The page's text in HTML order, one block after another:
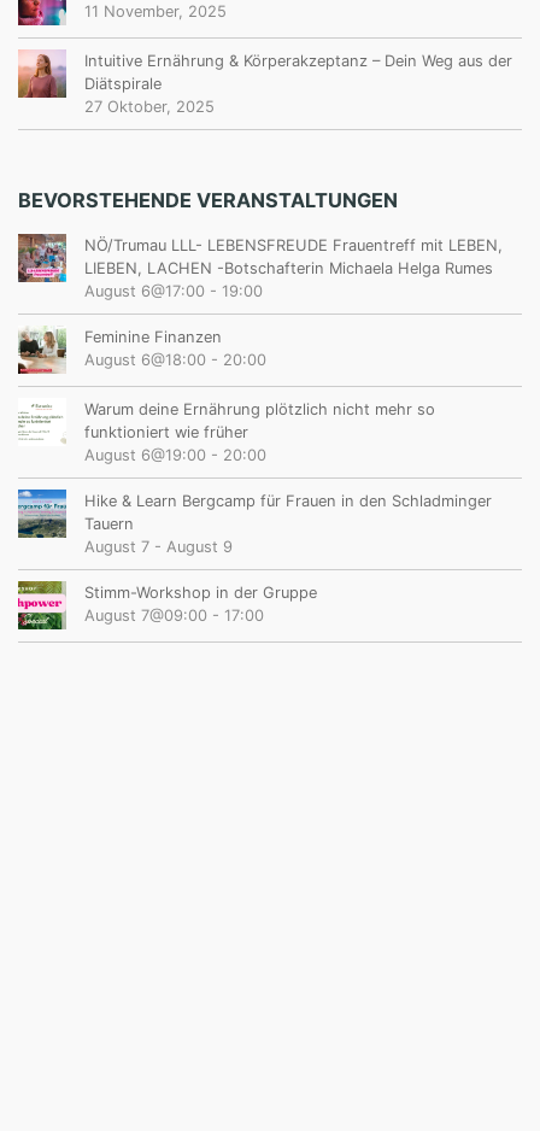
11 November, 2025
Intuitive Ernährung & Körperakzeptanz – Dein Weg aus der
Diätspirale
27 Oktober, 2025
BEVORSTEHENDE VERANSTALTUNGEN
NÖ/Trumau LLL- LEBENSFREUDE Frauentreff mit LEBEN,
LIEBEN, LACHEN -Botschafterin Michaela Helga Rumes
August 6@17:00 - 19:00
Feminine Finanzen
August 6@18:00 - 20:00
Warum deine Ernährung plötzlich nicht mehr so
funktioniert wie früher
August 6@19:00 - 20:00
Hike & Learn Bergcamp für Frauen in den Schladminger
Tauern
August 7 - August 9
Stimm-Workshop in der Gruppe
August 7@09:00 - 17:00